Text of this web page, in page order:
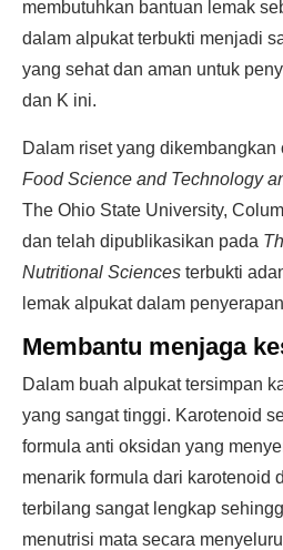
membutuhkan bantuan lemak
dalam alpukat terbukti menjadi
yang sehat dan aman untuk
dan K ini.
Dalam riset yang dikembangkan
Food Science and Technology
The Ohio State University,
dan telah dipublikasikan pada
Nutritional Sciences terbukti
lemak alpukat dalam
Membantu menjaga
Dalam buah alpukat tersimpan
yang sangat tinggi. Karotenoid
formula anti oksidan yang
menarik formula dari karotenoid
terbilang sangat lengkap
menutrisi mata secara